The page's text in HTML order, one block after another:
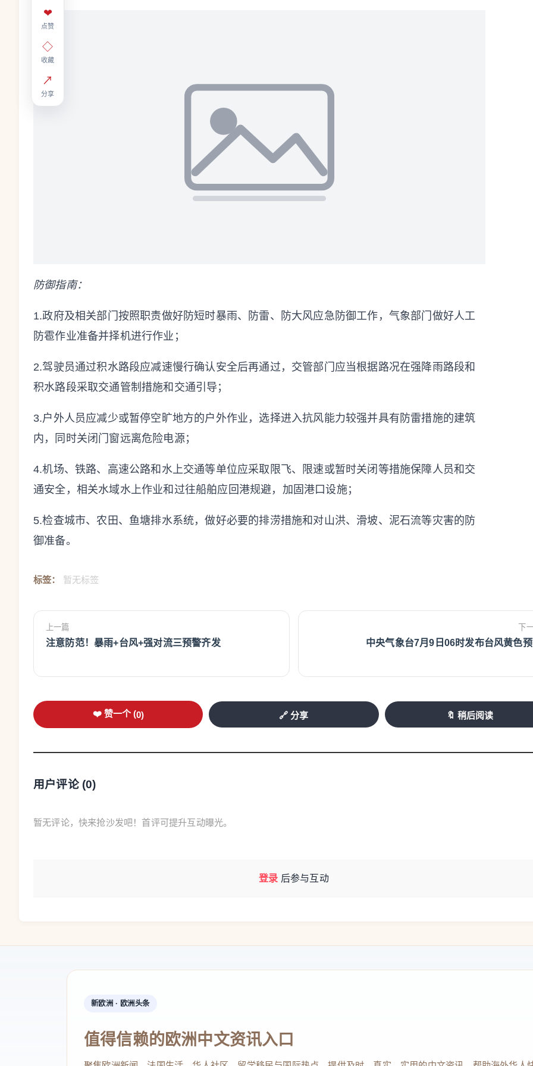
❤
点赞
◇
收藏
↗
分享
防御指南：
1.政府及相关部门按照职责做好防短时暴雨、防雷、防大风应急防御工作，气象部门做好人工
防雹作业准备并择机进行作业；
2.驾驶员通过积水路段应减速慢行确认安全后再通过，交管部门应当根据路况在强降雨路段和
积水路段采取交通管制措施和交通引导；
3.户外人员应减少或暂停空旷地方的户外作业，选择进入抗风能力较强并具有防雷措施的建筑
内，同时关闭门窗远离危险电源；
4.机场、铁路、高速公路和水上交通等单位应采取限飞、限速或暂时关闭等措施保障人员和交
通安全，相关水域水上作业和过往船舶应回港规避，加固港口设施；
5.检查城市、农田、鱼塘排水系统，做好必要的排涝措施和对山洪、滑坡、泥石流等灾害的防
御准备。
标签： 暂无标签
上一篇
注意防范！暴雨+台风+强对流三预警齐发
下
中央气象台7月9日06时发布台风黄色
❤️ 赞一个 (0) 🔗 分享 🔖 稍后阅读
用户评论 (0)
暂无评论，快来抢沙发吧！首评可提升互动曝光。
登录 后参与互动
新欧洲 · 欧洲头条
值得信赖的欧洲中文资讯入口